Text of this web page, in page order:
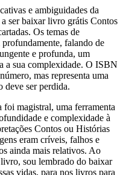
e ambiguidades da
ser baixar livro grátis Contos
Os temas de
falando de
e profunda, um
a sua complexidade. O ISBN
mas representa uma
deve ser perdida.
magistral, uma ferramenta
e complexidade à
Contos ou Histórias
eram críveis, falhos e
ainda mais relativos. Ao
sou lembrado do baixar
vidas, para nos livros para